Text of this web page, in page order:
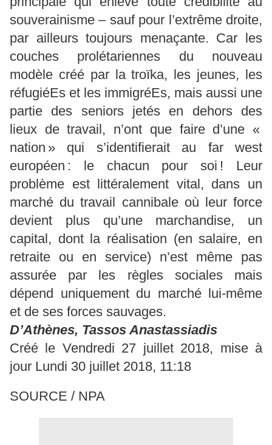
souverainisme – sauf pour l’extrême droite,
par ailleurs toujours menaçante. Car les
couches prolétariennes du nouveau
modèle créé par la troïka, les jeunes, les
réfugiéEs et les immigréEs, mais aussi une
partie des seniors jetés en dehors des
lieux de travail, n’ont que faire d’une «
nation » qui s’identifierait au far west
européen : le chacun pour soi ! Leur
problème est littéralement vital, dans un
marché du travail cannibale où leur force
devient plus qu’une marchandise, un
capital, dont la réalisation (en salaire, en
retraite ou en service) n’est même pas
assurée par les règles sociales mais
dépend uniquement du marché lui-même
et de ses forces sauvages.
D’Athènes, Tassos Anastassiadis
Créé le Vendredi 27 juillet 2018, mise à
jour Lundi 30 juillet 2018, 11:18
SOURCE / NPA